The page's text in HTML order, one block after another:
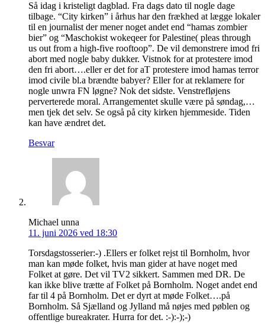
Så idag i kristeligt dagblad. Fra dags dato til nogle dage
tilbage. “City kirken” i århus har den frækhed at lægge lokaler
til en journalist der mener noget andet end “hamas zombier
bier” og “Maschokist wokeqeer for Palestine( pleas through
us out from a high-five rooftoop”. De vil demonstrere imod fri
abort med nogle baby dukker. Vistnok for at protestere imod
den fri abort….eller er det for aT protestere imod hamas terror
imod civile bl.a brændte babyer? Eller for at reklamere for
nogle unwra FN løgne? Nok det sidste. Venstrefløjens
perverterede moral. Arrangementet skulle være på søndag,…
men tjek det selv. Se også på city kirken hjemmeside. Tiden
kan have ændret det.
Besvar
Michael unna
11. juni 2026 ved 18:30
Torsdagstosserier:-) .Ellers er folket rejst til Bornholm, hvor
man kan møde folket, hvis man gider at have noget med
Folket at gøre. Det vil TV2 sikkert. Sammen med DR. De
kan ikke blive trætte af Folket på Bornholm. Noget andet end
far til 4 på Bornholm. Det er dyrt at møde Folket….på
Bornholm. Så Sjælland og Jylland må nøjes med pøblen og
offentlige bureakrater. Hurra for det. :-):-);-)